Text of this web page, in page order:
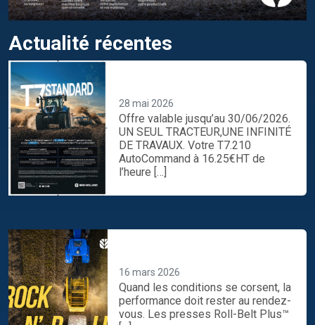
Actualité récentes
28 mai 2026
Offre valable jusqu’au 30/06/2026.
UN SEUL TRACTEUR,UNE INFINITÉ
DE TRAVAUX. Votre T7.210
AutoCommand à 16.25€HT de
l’heure […]
16 mars 2026
Quand les conditions se corsent, la
performance doit rester au rendez-
vous. Les presses Roll-Belt Plus™